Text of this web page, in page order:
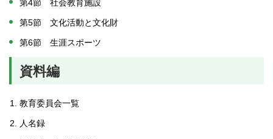
第4節 社会教育施設
第5節 文化活動と文化財
第6節 生涯スポーツ
資料編
教育委員会一覧
人名録